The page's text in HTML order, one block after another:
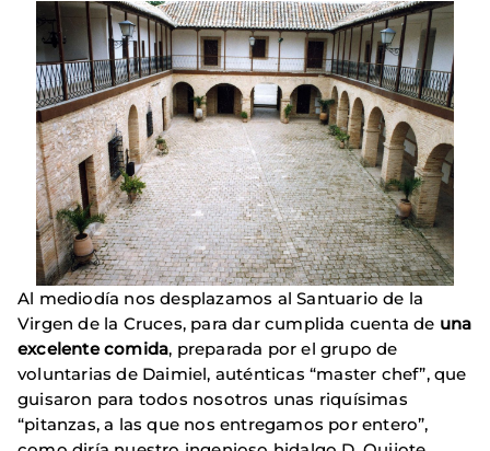
Al mediodía nos desplazamos al Santuario de la
Virgen de la Cruces, para dar cumplida cuenta de una
excelente comida, preparada por el grupo de
voluntarias de Daimiel, auténticas “master chef”, que
guisaron para todos nosotros unas riquísimas
“pitanzas, a las que nos entregamos por entero”,